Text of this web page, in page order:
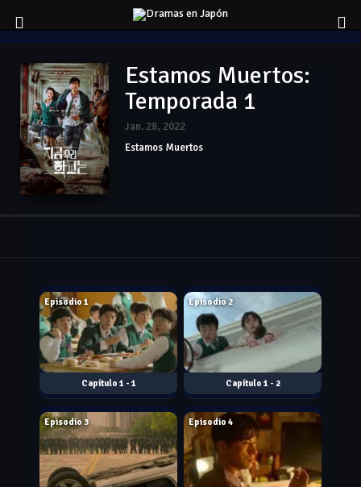
Estamos Muertos:
Temporada 1
Jan. 28, 2022
Estamos Muertos
1 - 1
Episodio 1
1 - 2
Episodio 2
Episodio 3
Jan. 28, 2022
Episodio 4
Jan. 28, 2022